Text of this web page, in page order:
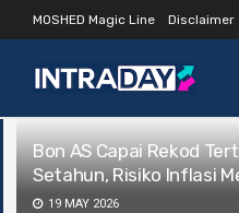
LATEST TRENDING
Bon AS Capai Rekod
Setahun, Risiko Inflasi
19 MAY 2026
MOSHED Magic Line Disclaimer